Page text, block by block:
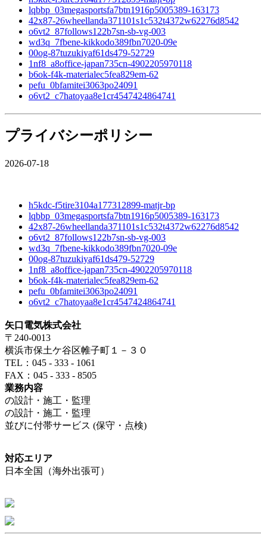
lqbbp_03megasportsfa7btn1916p5005389-163173
42x87-26wheellanda371101s1c532t4372w62276d8542
o6vt2_87follows122b7sn-sb-vg-003
wd3q_7fbene-kikkodo389fbn7020-09e
00og-87tuzukiyaf61ds479-52729
1nf8_a8office-japan735cn-4902205970118
b6ok-f4k-materialec5fea829em-62
pefu_0bfamitei3063po24091
o6vt2_c7hatoyaa8e1cr4547424864741
プライバシーポリシー
2026-07-18
h5kdc-f5tire3104a177312899-matjr-bp
lqbbp_03megasportsfa7btn1916p5005389-163173
42x87-26wheellanda371101s1c532t4372w62276d8542
o6vt2_87follows122b7sn-sb-vg-003
wd3q_7fbene-kikkodo389fbn7020-09e
00og-87tuzukiyaf61ds479-52729
1nf8_a8office-japan735cn-4902205970118
b6ok-f4k-materialec5fea829em-62
pefu_0bfamitei3063po24091
o6vt2_c7hatoyaa8e1cr4547424864741
矢口電気株式会社
〒240-0013
横浜市保土ケ谷区帷子町１－３０
TEL：045 - 333 - 1061
FAX：045 - 333 - 8505
業務内容
の設計・施工・監理
の設計・施工・監理
並びに付帯サービス (保守・点検)
対応エリア
日本全国（海外出張可）